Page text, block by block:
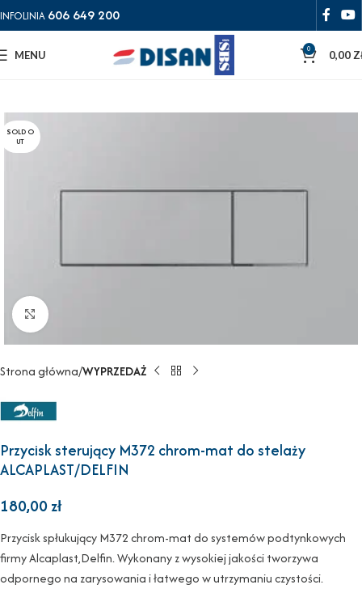
INFOLINIA 606 649 200
MENU 0 0,00
SOLD O
UT
Powiększ
Strona główna WYPRZEDAŻ
Przycisk sterujący M372 chrom-mat do stelaży
ALCAPLAST/DELFIN
180,00zł
Przycisk spłukujący M372 chrom-mat do systemów podtynkowych
firmy Alcaplast ,Delfin. Wykonany z wysokiej jakości tworzywa
odpornego na zarysowania i łatwego w utrzymaniu czystości.